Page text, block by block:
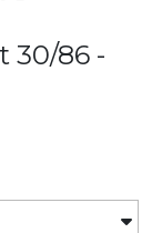
30/86 -